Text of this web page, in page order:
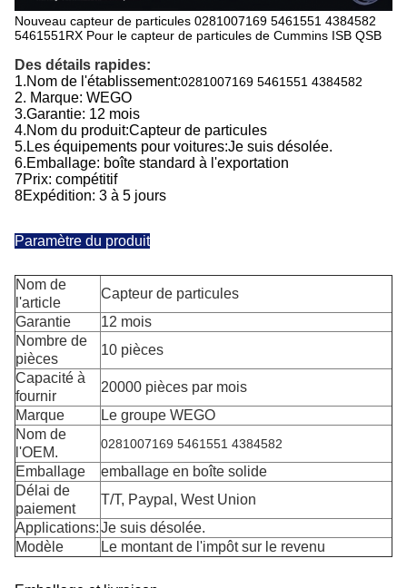
Nouveau capteur de particules 0281007169 5461551 4384582
5461551RX Pour le capteur de particules de Cummins ISB QSB
Des détails rapides:
1.Nom de l'établissement:0281007169 5461551 4384582
2. Marque: WEGO
3.Garantie: 12 mois
4.Nom du produit:Capteur de particules
5. Les équipements pour voitures:Je suis désolée.
6.Emballage: boîte standard à l'exportation
7Prix: compétitif
8Expédition: 3 à 5 jours
Paramètre du produit
Nom de
l'article
Capteur de particules
Garantie
12 mois
Nombre de
pièces
10 pièces
Capacité à
fournir
20000 pièces par mois
Marque
Le groupe WEGO
Nom de
l'OEM.
0281007169 5461551 4384582
Emballage
emballage en boîte solide
Délai de
paiement
T/T, Paypal, West Union
Applications:Je suis désolée.
Modèle
Le montant de l'impôt sur le revenu